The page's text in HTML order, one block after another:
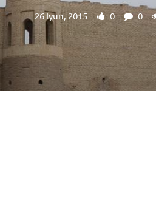
26 Iyun, 2015 0 0